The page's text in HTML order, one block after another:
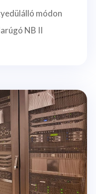
módon
NB II